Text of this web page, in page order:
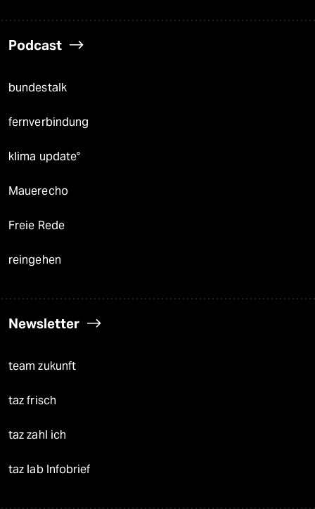
Podcast
bundestalk
fernverbindung
klima update°
Mauerecho
Freie Rede
reingehen
Newsletter
team zukunft
taz frisch
taz zahl ich
taz lab Infobrief